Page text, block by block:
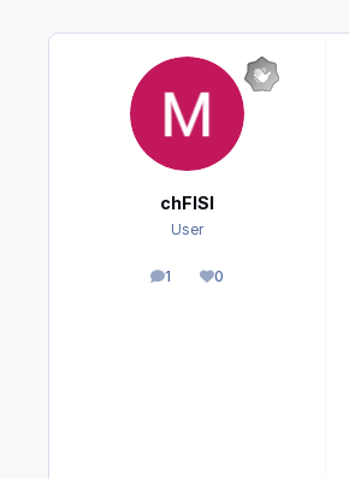
chFISI
User
1
Beiträge0
Reputation